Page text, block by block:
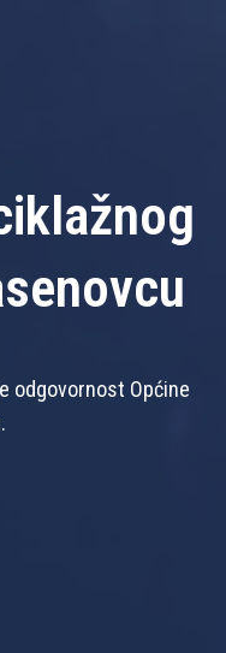
odgovornost Općine